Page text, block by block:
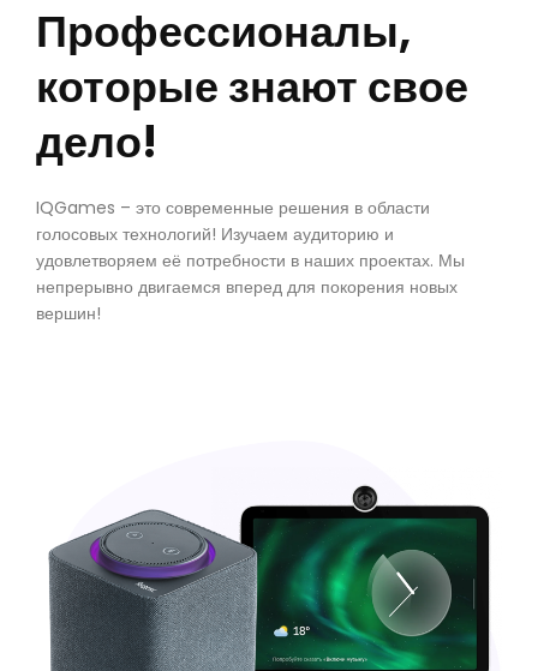
Профессионалы,
которые знают свое
дело!
IQGames – это современные решения в области
голосовых технологий! Изучаем аудиторию и
удовлетворяем её потребности в наших проектах. Мы
непрерывно двигаемся вперед для покорения новых
вершин!